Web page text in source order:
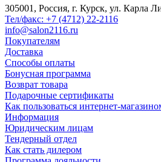
305001, Россия, г. Курск, ул. Карла
Тел/факс: +7 (4712) 22-2116
info@salon2116.ru
Покупателям
Доставка
Способы оплаты
Бонусная программа
Возврат товара
Подарочные сертификаты
Как пользоваться интернет-
Информация
Юридическим лицам
Тендерный отдел
Как стать дилером